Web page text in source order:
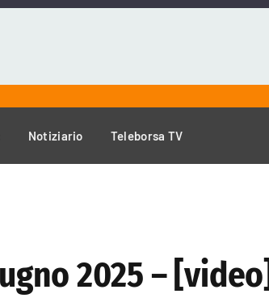
Notiziario Teleborsa TV
2025 – [video]